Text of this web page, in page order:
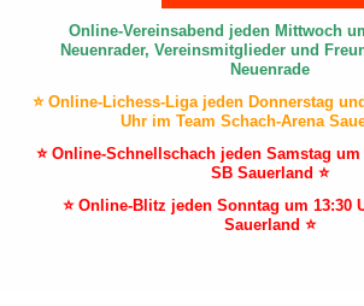
Online-Vereinsabend jeden Mittwoch
Neuenrader, Vereinsmitglieder und
Neuenrade
⭐ Online-Lichess-Liga jeden Donnerstag
Uhr im Team Schach-Arena
⭐ Online-Schnellschach jeden Samstag um
SB Sauerland ⭐
⭐ Online-Blitz jeden Sonntag um 13:30
Sauerland ⭐